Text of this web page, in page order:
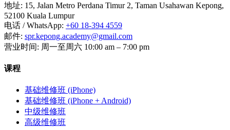
地址: 15, Jalan Metro Perdana Timur 2, Taman Usahawan Kepong,
52100 Kuala Lumpur
电话 / WhatsApp: +60 18-394 4559
邮件: spr.kepong.academy@gmail.com
营业时间: 周一至周六 10:00 am – 7:00 pm
课程
基础维修班 (iPhone)
基础维修班 (iPhone + Android)
中级维修班
高级维修班